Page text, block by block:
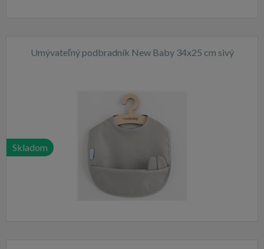
Umývateľný podbradník New Baby 34x25 cm sivý
Skladom